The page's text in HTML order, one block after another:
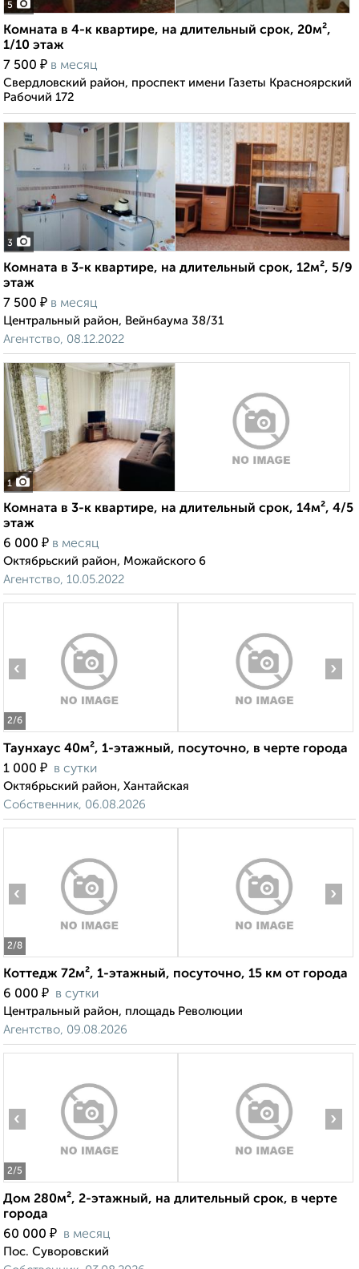
5
Комната в 4-к квартире, на длительный срок, 20м²,
1/10 этаж
7 500 ₽ в месяц
Свердловский район, проспект имени Газеты Красноярский
Рабочий 172
3
Комната в 3-к квартире, на длительный срок, 12м², 5/9
этаж
7 500 ₽ в месяц
Центральный район, Вейнбаума 38/31
Агентство, 08.12.2022
1
Комната в 3-к квартире, на длительный срок, 14м², 4/5
этаж
6 000 ₽ в месяц
Октябрьский район, Можайского 6
Агентство, 10.05.2022
2/6
‹ ›
Таунхаус 40м², 1-этажный, посуточно, в черте города
1 000 ₽ в сутки
Октябрьский район, Хантайская
Собственник, 06.08.2026
2/8
‹ ›
Коттедж 72м², 1-этажный, посуточно, 15 км от города
6 000 ₽ в сутки
Центральный район, площадь Революции
Агентство, 09.08.2026
2/5
‹ ›
Дом 280м², 2-этажный, на длительный срок, в черте
города
60 000 ₽ в месяц
Пос. Суворовский